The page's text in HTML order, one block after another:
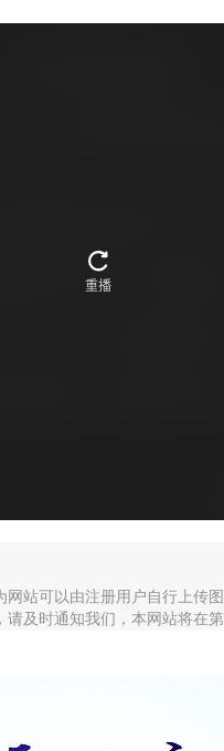
站可以由注册用户自行上传
及时通知我们，本网站将在第